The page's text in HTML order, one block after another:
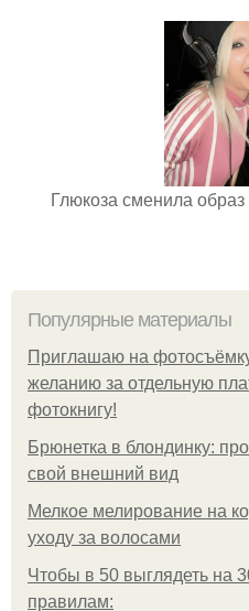
Глюкоза сменила
Популярные материалы
Приглашаю на
желанию за отдельную
фотокнигу!
Брюнетка в блондинку:
свой внешний вид
Мелкое мелирование на
уходу за волосами
Чтобы в 50 выглядеть на
правилам: